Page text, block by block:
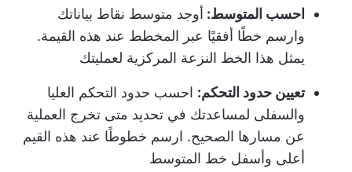
احسب المتوسط: أوجد متوسط نقاط بياناتك
وارسم خطًا أفقيًا عبر المخطط عند هذه القيمة.
يمثل هذا الخط النزعة المركزية لعمليتك
تعيين حدود التحكم: احسب حدود التحكم العليا
والسفلى لمساعدتك في تحديد متى تخرج العملية
عن مسارها الصحيح. ارسم خطوطًا عند هذه القيم
أعلى وأسفل خط المتوسط